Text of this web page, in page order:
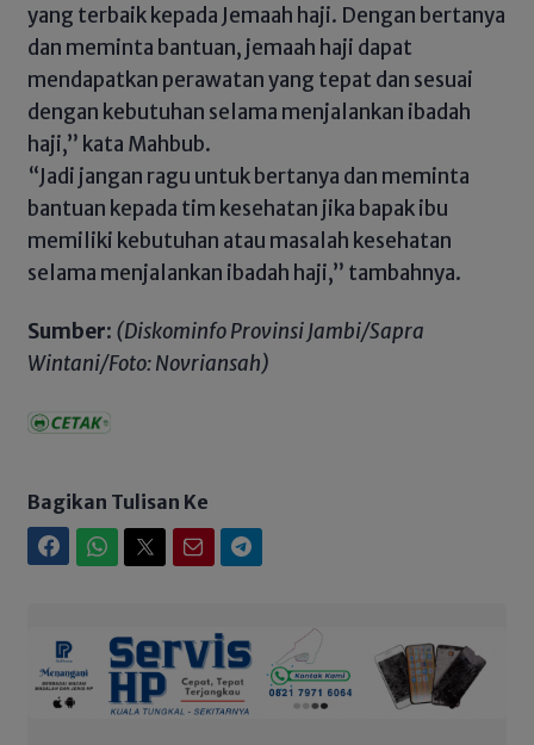
yang terbaik kepada Jemaah haji. Dengan bertanya
dan meminta bantuan, jemaah haji dapat
mendapatkan perawatan yang tepat dan sesuai
dengan kebutuhan selama menjalankan ibadah
haji,” kata Mahbub.
“Jadi jangan ragu untuk bertanya dan meminta
bantuan kepada tim kesehatan jika bapak ibu
memiliki kebutuhan atau masalah kesehatan
selama menjalankan ibadah haji,” tambahnya.
Sumber: (Diskominfo Provinsi Jambi/Sapra
Wintani/Foto: Novriansah)
Bagikan Tulisan Ke